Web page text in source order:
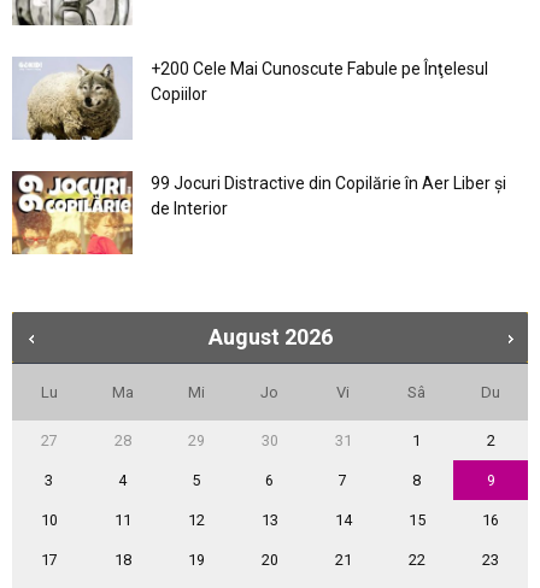
+200 Cele Mai Cunoscute Fabule pe Înţelesul
Copiilor
99 Jocuri Distractive din Copilărie în Aer Liber şi
de Interior
August 2026
Lu Ma Mi Jo Vi Sâ Du
27 28 29 30 31 1 2
3 4 5 6 7 8 9
10 11 12 13 14 15 16
17 18 19 20 21 22 23